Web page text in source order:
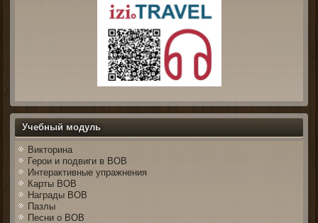
Учебный модуль
Викторина
Герои и подвиги в ВОВ
Интерактивные упражнения
Карты ВОВ
Награды ВОВ
Пазлы
Песни о ВОВ